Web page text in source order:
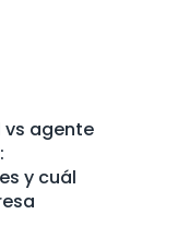
agente
y cuál